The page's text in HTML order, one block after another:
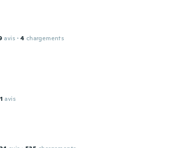
avis · 4 chargements
avis